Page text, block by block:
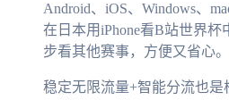
Android、iOS、Windows、
在日本用iPhone看B站世界
步看其他赛事，方便又省心。
稳定无限流量+智能分流也